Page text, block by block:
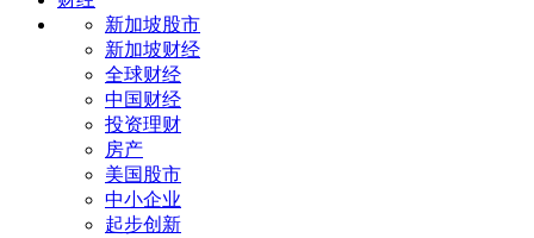
新加坡股市
新加坡财经
全球财经
中国财经
投资理财
房产
美国股市
中小企业
起步创新